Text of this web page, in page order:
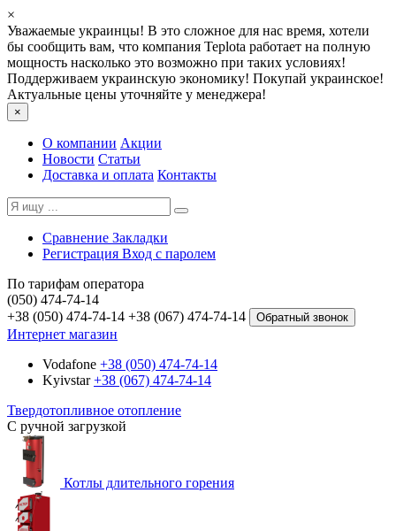
×
Уважаемые украинцы! В это сложное для нас время, хотели
бы сообщить вам, что компания Teplota работает на полную
мощность насколько это возможно при таких условиях!
Поддерживаем украинскую экономику! Покупай украинское!
Актуальные цены уточняйте у менеджера!
×
О компании Акции
Новости Статьи
Доставка и оплата Контакты
Сравнение Закладки
Регистрация Вход с паролем
По тарифам оператора
(050) 474-74-14
+38 (050) 474-74-14 +38 (067) 474-74-14 Обратный звонок
Интернет магазин
Vodafone +38 (050) 474-74-14
Kyivstar +38 (067) 474-74-14
Твердотопливное отопление
С ручной загрузкой
Котлы длительного горения